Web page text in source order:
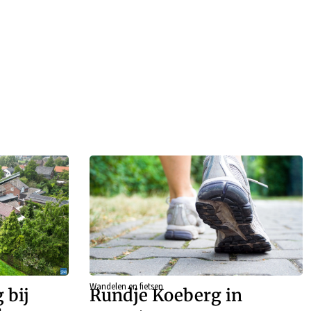
bij
Wandelen en fietsen
Rundje Koeberg in